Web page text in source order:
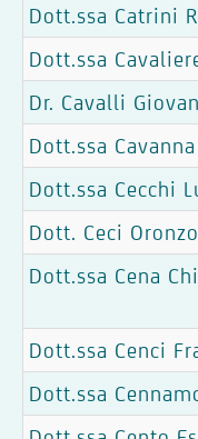
Dott.ssa Catrini
Dott.ssa
Dr. Cavalli
Dott.ssa
Dott.ssa Cecchi
Dott. Ceci Oronzo
Dott.ssa Cena
Dott.ssa Cenci
Dott.ssa